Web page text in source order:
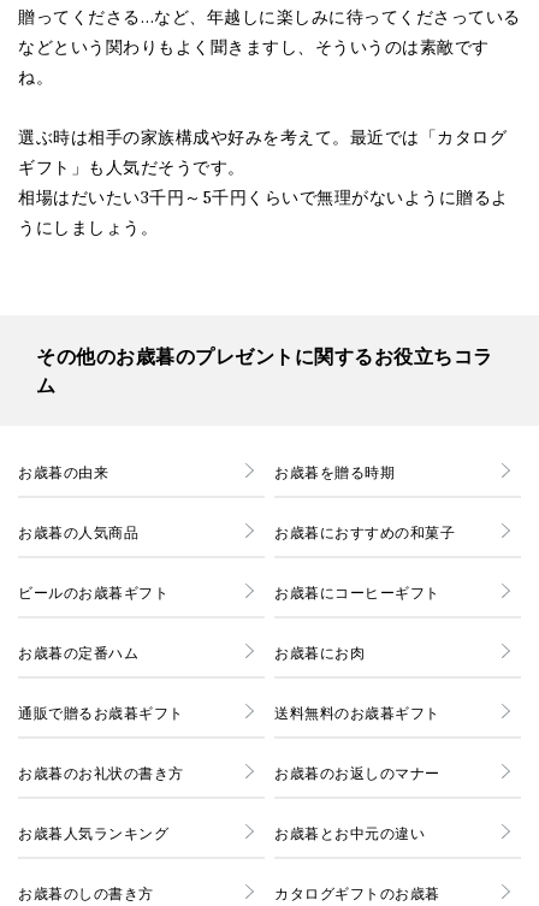
贈ってくださる…など、年越しに楽しみに待ってくださっている
などという関わりもよく聞きますし、そういうのは素敵です
ね。
選ぶ時は相手の家族構成や好みを考えて。最近では「カタログ
ギフト」も人気だそうです。
相場はだいたい3千円～5千円くらいで無理がないように贈るよ
うにしましょう。
その他のお歳暮のプレゼントに関するお役立ちコラ
ム
お歳暮の由来 お歳暮を贈る時期
お歳暮の人気商品 お歳暮におすすめの和菓子
ビールのお歳暮ギフト お歳暮にコーヒーギフト
お歳暮の定番ハム お歳暮にお肉
通販で贈るお歳暮ギフト 送料無料のお歳暮ギフト
お歳暮のお礼状の書き方 お歳暮のお返しのマナー
お歳暮人気ランキング お歳暮とお中元の違い
お歳暮のしの書き方 カタログギフトのお歳暮